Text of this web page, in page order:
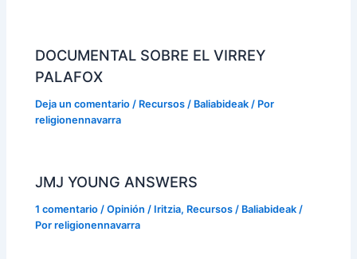
DOCUMENTAL SOBRE EL VIRREY
PALAFOX
Deja un comentario / Recursos / Baliabideak / Por
religionennavarra
JMJ YOUNG ANSWERS
1 comentario /Opinión / Iritzia, Recursos / Baliabideak /
Porreligionennavarra